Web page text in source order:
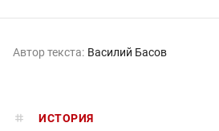
Автор текста: Василий Басов
ИСТОРИЯ